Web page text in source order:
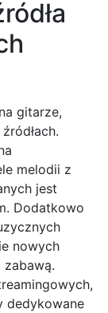
gitarze,
melodii z
jest
Dodatkowo
nowych
dedykowane